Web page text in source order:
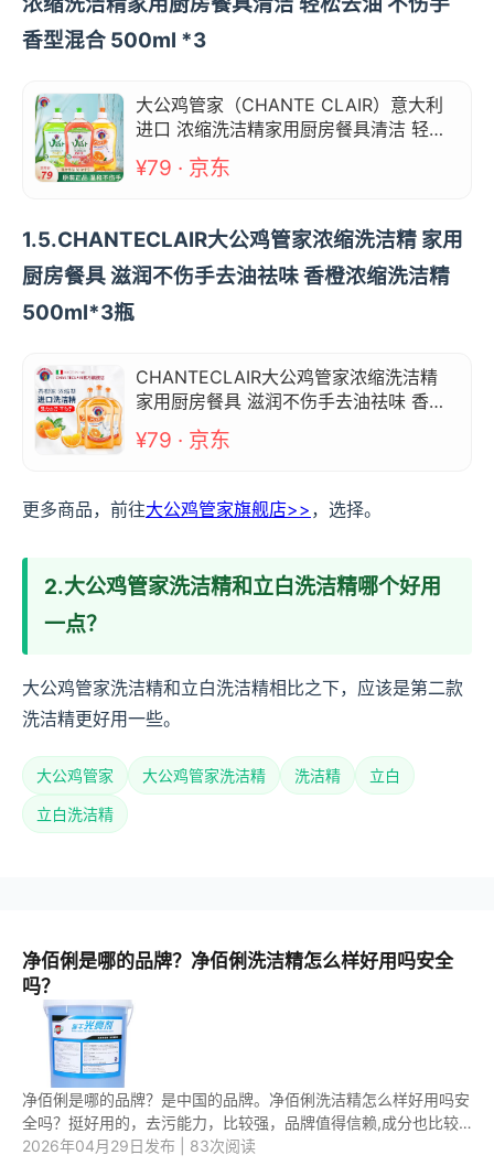
香型混合 500ml *3
大公鸡管家（CHANTE CLAIR）意大利
进口 浓缩洗洁精家用厨房餐具清洁 轻松
去油 不伤手 香型混合 500ml *3
¥79 · 京东
1.5.CHANTECLAIR大公鸡管家浓缩洗洁精 家用
厨房餐具 滋润不伤手去油祛味 香橙浓缩洗洁精
500ml*3瓶
CHANTECLAIR大公鸡管家浓缩洗洁精
家用厨房餐具 滋润不伤手去油祛味 香橙
浓缩洗洁精500ml*3瓶
¥79 · 京东
更多商品，前往大公鸡管家旗舰店>> ，选择。
2.大公鸡管家洗洁精和立白洗洁精哪个好用
一点？
大公鸡管家洗洁精和立白洗洁精相比之下，应该是第二款
洗洁精更好用一些。
大公鸡管家 大公鸡管家洗洁精 洗洁精 立白
立白洗洁精
净佰俐是哪的品牌？净佰俐洗洁精怎么样好用吗安全
吗？
净佰俐是哪的品牌？是中国的品牌。净佰俐洗洁精怎么样好用吗安
全吗？挺好用的，去污能力，比较强，品牌值得信赖,成分也比较
温和，应该比较安全。 1.净佰俐是哪的品牌？ 净佰俐，是中国的
2026年04月29日发布 | 83次阅读